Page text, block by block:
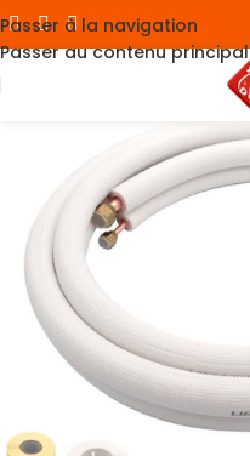
Passer à la navigation
Passer au contenu principal